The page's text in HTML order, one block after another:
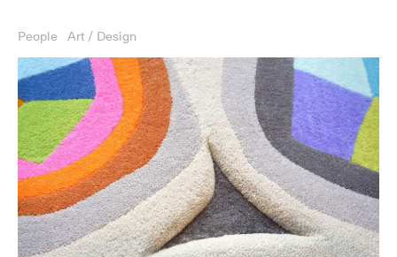
People Art / Design